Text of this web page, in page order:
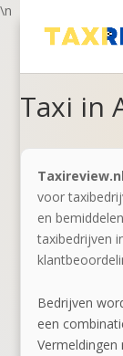
\n
Taxi in
voor
en
taxibedrijven
Bedrijven
een